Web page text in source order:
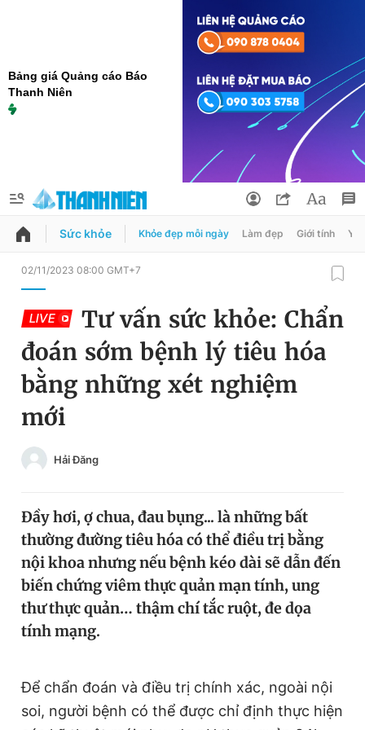
Bảng giá Quảng cáo Báo
Thanh Niên
QUẢNG CÁO ĐẶT BÁO
Chuyên mục
Chuyên mục khác
Chào ngày mới
Tin thị trường
Video Magazine
Sản phẩm khác
Tiện ích Bạn cần biết
Đổi mật khẩu
Tin đã lưu
Tin đã xem
Sức khỏe Khỏe đẹp mỗi ngày Làm đẹp Giới tính Y
02/11/2023 08:00 GMT+7
LIVE
Tư vấn sức khỏe: Chẩn
đoán sớm bệnh lý tiêu hóa
bằng những xét nghiệm
mới
Hải Đăng
Đầy hơi, ợ chua, đau bụng... là những bất
thường đường tiêu hóa có thể điều trị bằng
nội khoa nhưng nếu bệnh kéo dài sẽ dẫn đến
biến chứng viêm thực quản mạn tính, ung
thư thực quản… thậm chí tắc ruột, đe dọa
tính mạng.
Để chẩn đoán và điều trị chính xác, ngoài nội
soi, người bệnh có thể được chỉ định thực hiện